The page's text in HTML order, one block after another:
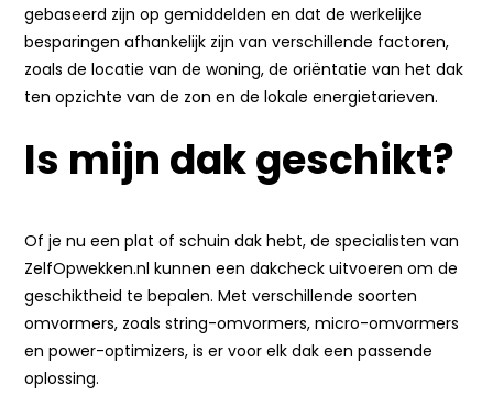
gebaseerd zijn op gemiddelden en dat de werkelijke
besparingen afhankelijk zijn van verschillende factoren,
zoals de locatie van de woning, de oriëntatie van het dak
ten opzichte van de zon en de lokale energietarieven.
Is mijn dak geschikt?
Of je nu een plat of schuin dak hebt, de specialisten van
ZelfOpwekken.nl kunnen een dakcheck uitvoeren om de
geschiktheid te bepalen. Met verschillende soorten
omvormers, zoals string-omvormers, micro-omvormers
en power-optimizers, is er voor elk dak een passende
oplossing.